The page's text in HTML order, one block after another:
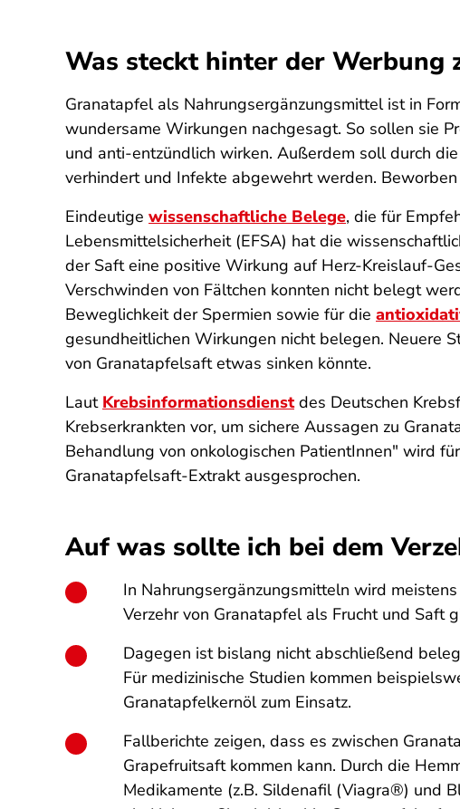
Was steckt hinter der Werbung
Granatapfel als Nahrungsergänzungsmittel ist in
wundersame Wirkungen nachgesagt. So sollen sie
und anti-entzündlich wirken. Außerdem soll durch
verhindert und Infekte abgewehrt werden.
Eindeutige wissenschaftliche Belege, die für
Lebensmittelsicherheit (EFSA) hat die
der Saft eine positive Wirkung auf Herz-Kreislauf-
Verschwinden von Fältchen konnten nicht belegt
Beweglichkeit der Spermien sowie für die
gesundheitlichen Wirkungen nicht belegen. Neuere
von Granatapfelsaft etwas sinken könnte.
Laut Krebsinformationsdienstdes Deutschen
Krebserkrankten vor, um sichere Aussagen zu
Behandlung von onkologischen PatientInnen" wird
Granatapfelsaft-Extrakt ausgesprochen.
Auf was sollte ich bei dem
In Nahrungsergänzungsmitteln wird
Verzehr von Granatapfel als Frucht und Saft
Dagegen ist bislang nicht abschließend
Für medizinische Studien kommen
Granatapfelkernöl zum Einsatz.
Fallberichte zeigen, dass es zwischen
Grapefruitsaft kommen kann. Durch die
Medikamente (z.B. Sildenafil (Viagra®) und